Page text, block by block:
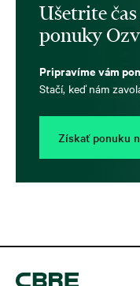
Ušetrite
ponuky
Pripravíme vám
Stačí, keď nám
Získať ponuku